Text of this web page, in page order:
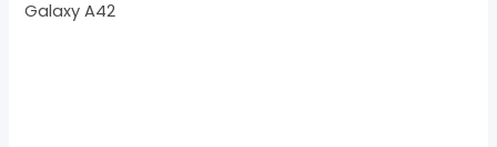
Galaxy A42